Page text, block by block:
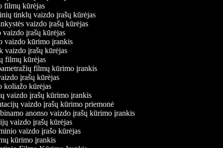
filmų kūrėjas
tinklų vaizdo įrašų kūrėjas
vaizdo įrašų kūrėjas
vaizdo įrašų kūrėjas
vaizdo kūrimo įrankis
vaizdo įrašų kūrėjas
filmų kūrėjas
filmų kūrimo įrankis
įrašų kūrėjas
koliažo kūrėjas
vaizdo įrašų kūrimo įrankis
vaizdo įrašų kūrimo priemonė
anonso vaizdo įrašų kūrimo įrankis
vaizdo įrašų kūrėjas
vaizdo įrašo kūrėjas
kūrimo įrankis